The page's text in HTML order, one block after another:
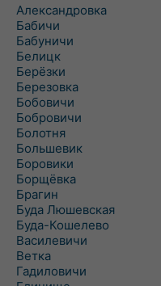
Александровка
Бабичи
Бабуничи
Белицк
Берёзки
Березовка
Бобовичи
Бобровичи
Болотня
Большевик
Боровики
Борщёвка
Брагин
Буда Люшевская
Буда-Кошелево
Василевичи
Ветка
Гадиловичи